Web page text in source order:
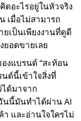
อะไรอยู่ในหัวจริง
เมื่อไม่สามารถ
เป็นเพียงงานที่ดูดี
ยอดขายเลย
งแบรนด์ “สะท้อน
ด์นี้เข้าใจสิ่งที่
ด้มาจาก
นี้มันทำได้ผ่าน AI
และอ่านใจใครไม่